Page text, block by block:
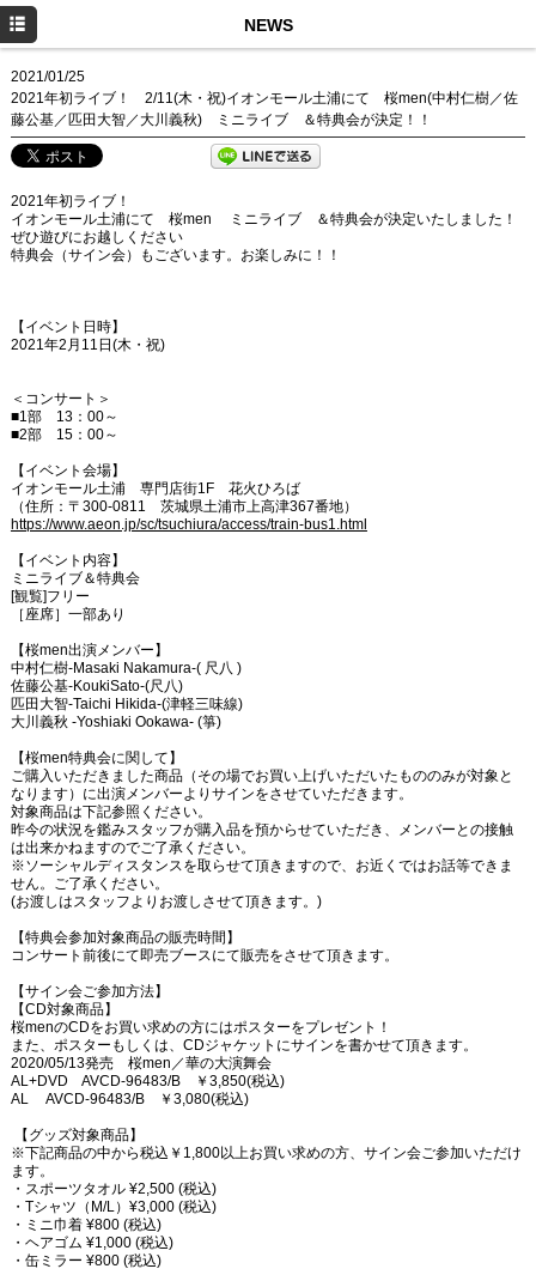
NEWS
2021/01/25
2021年初ライブ！ 2/11(木・祝)イオンモール土浦にて 桜men(中村仁樹／佐
藤公基／匹⽥⼤智／⼤川義秋) ミニライブ ＆特典会が決定！！
2021年初ライブ！
イオンモール土浦にて 桜men ミニライブ ＆特典会が決定いたしました！
ぜひ遊びにお越しください
特典会（サイン会）もございます。お楽しみに！！
【イベント日時】
2021年2月11日(木・祝)
＜コンサート＞
■1部 13：00～
■2部 15：00～
【イベント会場】
イオンモール土浦 専門店街1F 花火ひろば
（住所：〒300-0811 茨城県土浦市上高津367番地）
https://www.aeon.jp/sc/tsuchiura/access/train-bus1.html
【イベント内容】
ミニライブ＆特典会
[観覧]フリー
［座席］一部あり
【桜men出演メンバー】
中村仁樹-Masaki Nakamura-( 尺八 )
佐藤公基-KoukiSato-(尺八)
匹⽥⼤智-Taichi Hikida-(津軽三味線)
⼤川義秋 -Yoshiaki Ookawa- (箏)
【桜men特典会に関して】
ご購入いただきました商品（その場でお買い上げいただいたもののみが対象と
なります）に出演メンバーよりサインをさせていただきます。
対象商品は下記参照ください。
昨今の状況を鑑みスタッフが購入品を預からせていただき、メンバーとの接触
は出来かねますのでご了承ください。
※ソーシャルディスタンスを取らせて頂きますので、お近くではお話等できま
せん。ご了承ください。
(お渡しはスタッフよりお渡しさせて頂きます。)
【特典会参加対象商品の販売時間】
コンサート前後にて即売ブースにて販売をさせて頂きます。
【サイン会ご参加方法】
【CD対象商品】
桜menのCDをお買い求めの方にはポスターをプレゼント！
また、ポスターもしくは、CDジャケットにサインを書かせて頂きます。
2020/05/13発売 桜men／華の大演舞会
AL+DVD AVCD-96483/B ￥3,850(税込)
AL AVCD-96483/B ￥3,080(税込)
【グッズ対象商品】
※下記商品の中から税込￥1,800以上お買い求めの方、サイン会ご参加いただけ
ます。
・スポーツタオル ¥2,500 (税込)
・Tシャツ（M/L）¥3,000 (税込)
・ミニ巾着 ¥800 (税込)
・ヘアゴム ¥1,000 (税込)
・缶ミラー ¥800 (税込)
NEWS
PROFILE
SCHEDULE
DISCOGRAPHY
お仕事のご依頼
Instagram